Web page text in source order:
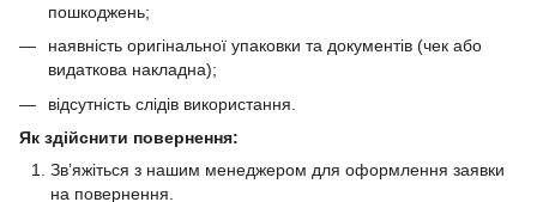
пошкоджень;
наявність оригінальної упаковки та документів (чек або
видаткова накладна);
відсутність слідів використання.
Як здійснити повернення:
Зв’яжіться з нашим менеджером для оформлення заявки
на повернення.